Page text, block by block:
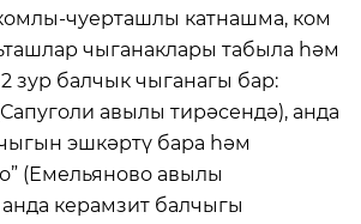
чуерташлы катнашма, ком
чыганаклары табыла һәм
зур балчык чыганагы бар:
авылы тирәсендә), анда
эшкәртү бара һәм
(Емельяново авылы
керамзит балчыгы